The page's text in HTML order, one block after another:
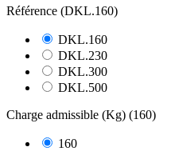
Référence (DKL.160)
DKL.160
DKL.230
DKL.300
DKL.500
Charge admissible (Kg) (160)
160